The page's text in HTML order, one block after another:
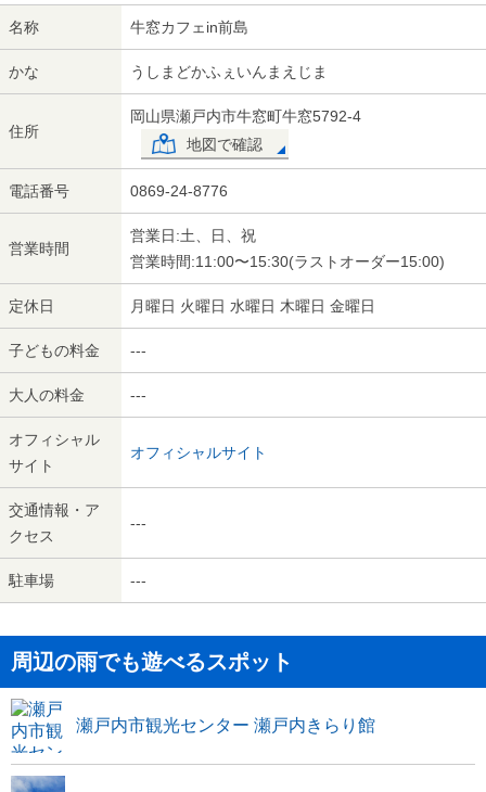
名称 牛窓カフェin前島
かな うしまどかふぇいんまえじま
住所
岡山県瀬戸内市牛窓町牛窓5792-4
地図で確認
電話番号 0869-24-8776
営業時間
営業日:土、日、祝
営業時間:11:00〜15:30(ラストオーダー15:00)
定休日 月曜日 火曜日 水曜日 木曜日 金曜日
子どもの料金 ---
大人の料金 ---
オフィシャル
サイト
オフィシャルサイト
交通情報・ア
クセス
---
駐車場 ---
周辺の雨でも遊べるスポット
瀬戸内市観光センター 瀬戸内きらり館